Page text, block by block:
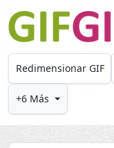
Skip to main content
Redimensionar GIF
+6 Más